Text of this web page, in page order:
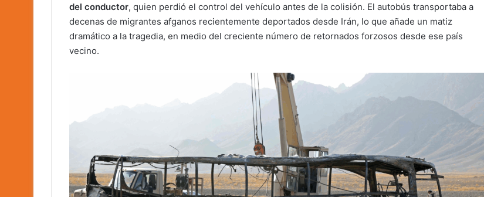
del conductor, quien perdió el control del vehículo antes de la colisión. El autobús transportaba a
decenas de migrantes afganos recientemente deportados desde Irán, lo que añade un matiz
dramático a la tragedia, en medio del creciente número de retornados forzosos desde ese país
vecino.